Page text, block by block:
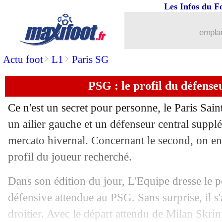
Actu foot> L1 > Paris SG
Les Infos du
PSG : le profil du
Ce n'est un secret pour personne, le Paris
un ailier gauche et un défenseur central
mercato hivernal. Concernant le second, on
profil du joueur recherché.
Dans son édition du jour, L'Equipe dresse le
défensive attendue au PSG. Sans surprise, il
droitier. Avec le départ attendu de Milan
Lyon: Benrahma, l'appel du Golfe ?
20/12 Lens
20/12 Man City: Dias rejoint l'infirmerie
20/12 PSG : pas de prêt sec pour Kolo
20/12 OM: Murillo réagit aux rumeurs de
20/12 PSG: Rennes s'est renseigné pour
20/12 OM: Harit pourrait partir en janvier
20/12 Lens: Samba absent contre le PSG